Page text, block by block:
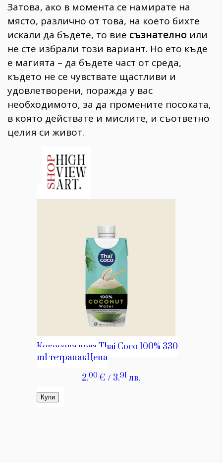
Затова, ако в момента се намирате на
място, различно от това, на което бихте
искали да бъдете, то вие съзнателно или
не сте избрали този вариант. Но ето къде
е магията – да бъдете част от среда,
където не се чувствате щастливи и
удовлетворени, поражда у вас
необходимото, за да промените посоката,
в която действате и мислите, и съответно
целия си живот.